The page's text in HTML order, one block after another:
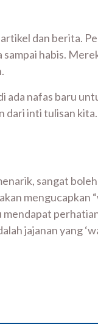
dan berita.
habis.
ada nafas baru
dari inti tulisan
sangat
mengucapkan
jajanan yang